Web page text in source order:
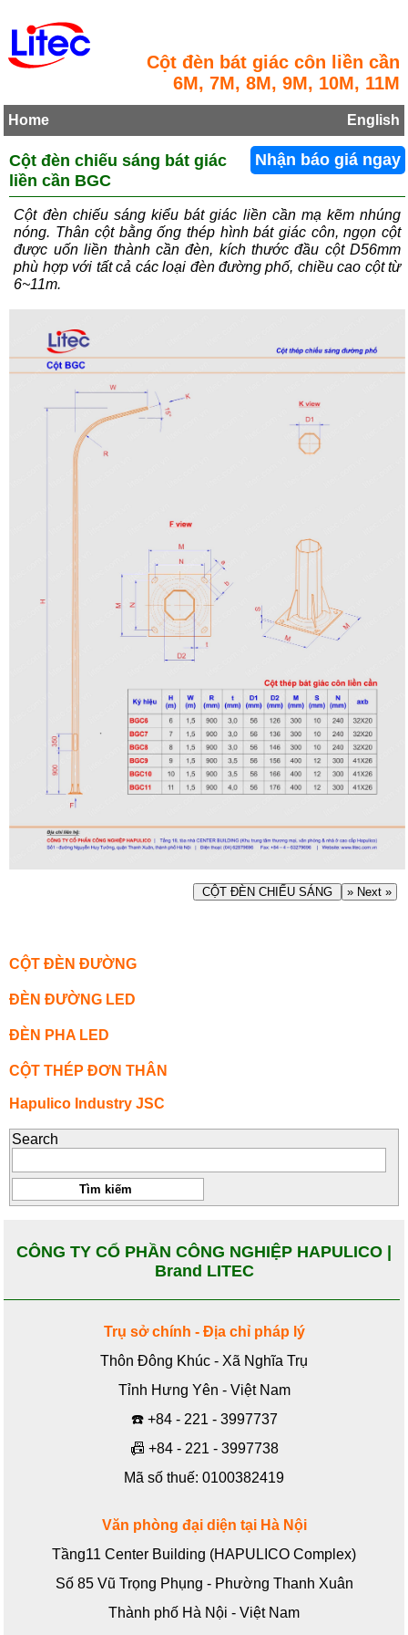
Cột đèn bát giác côn liền cần
6M, 7M, 8M, 9M, 10M, 11M
Home English
Nhận báo giá ngay
Cột đèn chiếu sáng bát giác
liền cần BGC
Cột đèn chiếu sáng kiểu bát giác liền cần mạ kẽm nhúng
nóng. Thân cột bằng ống thép hình bát giác côn, ngọn cột
được uốn liền thành cần đèn, kích thước đầu cột D56mm
phù hợp với tất cả các loại đèn đường phố, chiều cao cột từ
6~11m.
CỘT ĐÈN CHIẾU SÁNG » Next »
CỘT ĐÈN ĐƯỜNG
ĐÈN ĐƯỜNG LED
ĐÈN PHA LED
CỘT THÉP ĐƠN THÂN
Hapulico Industry JSC
Search
CÔNG TY CỔ PHẦN CÔNG NGHIỆP HAPULICO |
Brand LITEC
Trụ sở chính - Địa chỉ pháp lý
Thôn Đông Khúc - Xã Nghĩa Trụ
Tỉnh Hưng Yên - Việt Nam
☎️ +84 - 221 - 3997737
📠 +84 - 221 - 3997738
Mã số thuế: 0100382419
Văn phòng đại diện tại Hà Nội
Tầng11 Center Building (HAPULICO Complex)
Số 85 Vũ Trọng Phụng - Phường Thanh Xuân
Thành phố Hà Nội - Việt Nam